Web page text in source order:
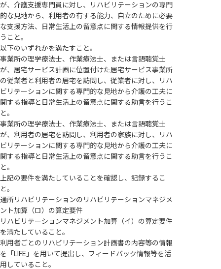
が、介護支援専門員に対し、リハビリテーションの専門
的な見地から、利用者の有する能力、自立のために必要
な支援方法、日常生活上の留意点に関する情報提供を行
うこと。
以下のいずれかを満たすこと。
事業所の理学療法士、作業療法士、または言語聴覚士
が、居宅サービス計画に位置付けた居宅サービス事業所
の従業者と利用者の居宅を訪問し、従業者に対し、リハ
ビリテーションに関する専門的な見地から介護の工夫に
関する指導と日常生活上の留意点に関する助言を行うこ
と。
事業所の理学療法士、作業療法士、または言語聴覚士
が、利用者の居宅を訪問し、利用者の家族に対し、リハ
ビリテーションに関する専門的な見地から介護の工夫に
関する指導と日常生活上の留意点に関する助言を行うこ
と。
上記の要件を満たしていることを確認し、記録するこ
と。
通所リハビリテーションのリハビリテーションマネジメ
ント加算（ロ）の算定要件
リハビリテーションマネジメント加算（イ）の算定要件
を満たしていること。
利用者ごとのリハビリテーション計画書の内容等の情報
を「LIFE」を用いて提出し、フィードバック情報等を活
用していること。